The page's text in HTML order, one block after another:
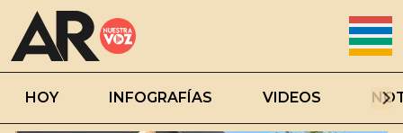
HOY INFOGRAFÍAS VIDEOS